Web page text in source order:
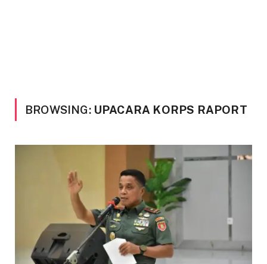
BROWSING: UPACARA KORPS RAPORT